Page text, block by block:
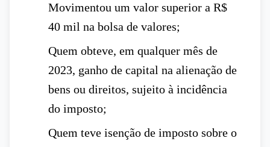
Movimentou um valor superior a R$
40 mil na bolsa de valores;
Quem obteve, em qualquer mês de
2023, ganho de capital na alienação de
bens ou direitos, sujeito à incidência
do imposto;
Quem teve isenção de imposto sobre o